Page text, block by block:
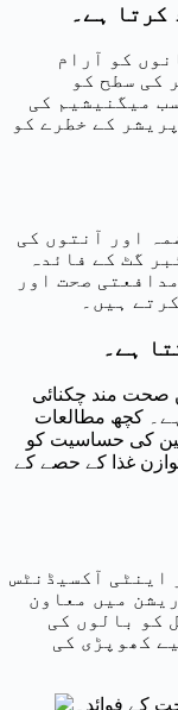
کرتا ہے۔
کو آرام
کی سطح کو
میگنیشیم کی
کے خطرے کو
اور آنتوں کی
گٹ کے فائدہ
صحت اور
ہیں۔
ہے۔
صحت مند چکنائی
کچھ مطالعات
کی حساسیت کو
غذا کے حصے کے
اینٹی آکسیڈنٹس
میں معاون
کو بالوں کی
کھوپڑی کی